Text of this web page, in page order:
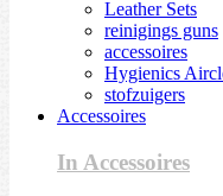
Leather Sets
reinigings guns
accessoires
Hygienics
stofzuigers
Accessoires
In Accessoires